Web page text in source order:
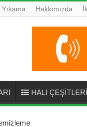
Hakkımızda
HALI ÇEŞİTLERİ